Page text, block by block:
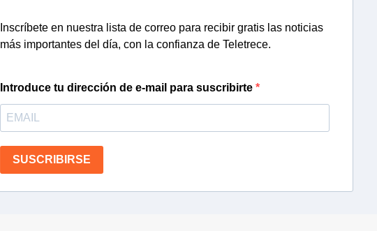
Inscríbete en nuestra lista de correo para recibir gratis las noticias
más importantes del día, con la confianza de Teletrece.
Introduce tu dirección de e-mail para suscribirte
SUSCRIBIRSE